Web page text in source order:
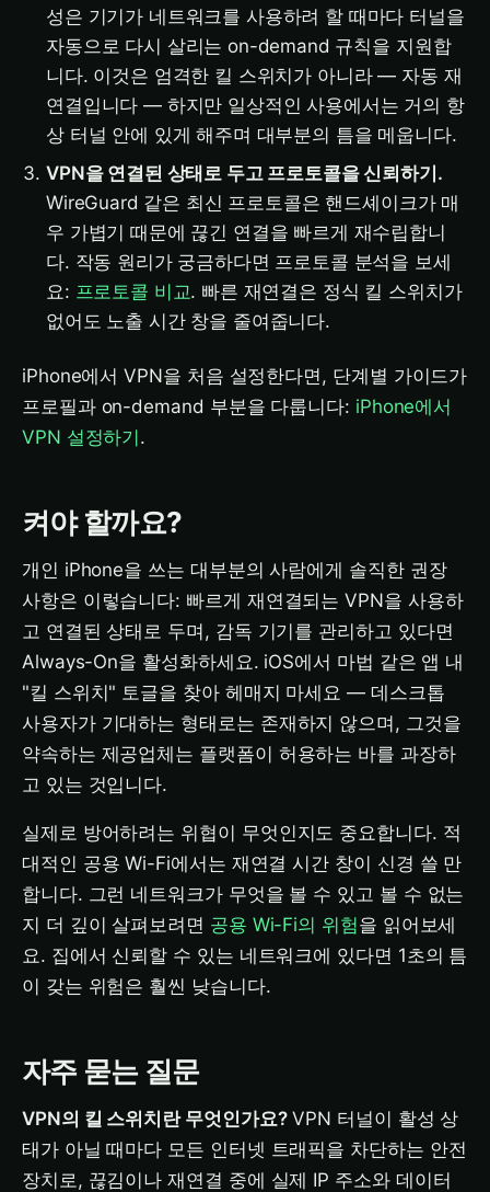
성은 기기가 네트워크를 사용하려 할 때마다 터널을
자동으로 다시 살리는 on-demand 규칙을 지원합
니다. 이것은 엄격한 킬 스위치가 아니라 — 자동 재
연결입니다 — 하지만 일상적인 사용에서는 거의 항
상 터널 안에 있게 해주며 대부분의 틈을 메웁니다.
VPN을 연결된 상태로 두고 프로토콜을 신뢰하기.
WireGuard 같은 최신 프로토콜은 핸드셰이크가 매
우 가볍기 때문에 끊긴 연결을 빠르게 재수립합니
다. 작동 원리가 궁금하다면 프로토콜 분석을 보세
요: 프로토콜 비교. 빠른 재연결은 정식 킬 스위치가
없어도 노출 시간 창을 줄여줍니다.
iPhone에서 VPN을 처음 설정한다면, 단계별 가이드가
프로필과 on-demand 부분을 다룹니다: iPhone에서
VPN 설정하기 .
켜야 할까요?
개인 iPhone을 쓰는 대부분의 사람에게 솔직한 권장
사항은 이렇습니다: 빠르게 재연결되는 VPN을 사용하
고 연결된 상태로 두며, 감독 기기를 관리하고 있다면
Always-On을 활성화하세요. iOS에서 마법 같은 앱 내
"킬 스위치" 토글을 찾아 헤매지 마세요 — 데스크톱
사용자가 기대하는 형태로는 존재하지 않으며, 그것을
약속하는 제공업체는 플랫폼이 허용하는 바를 과장하
고 있는 것입니다.
실제로 방어하려는 위협이 무엇인지도 중요합니다. 적
대적인 공용 Wi-Fi에서는 재연결 시간 창이 신경 쓸 만
합니다. 그런 네트워크가 무엇을 볼 수 있고 볼 수 없는
지 더 깊이 살펴보려면 공용 Wi-Fi의 위험을 읽어보세
요. 집에서 신뢰할 수 있는 네트워크에 있다면 1초의 틈
이 갖는 위험은 훨씬 낮습니다.
자주 묻는 질문
VPN의 킬 스위치란 무엇인가요?VPN 터널이 활성 상
태가 아닐 때마다 모든 인터넷 트래픽을 차단하는 안전
장치로, 끊김이나 재연결 중에 실제 IP 주소와 데이터